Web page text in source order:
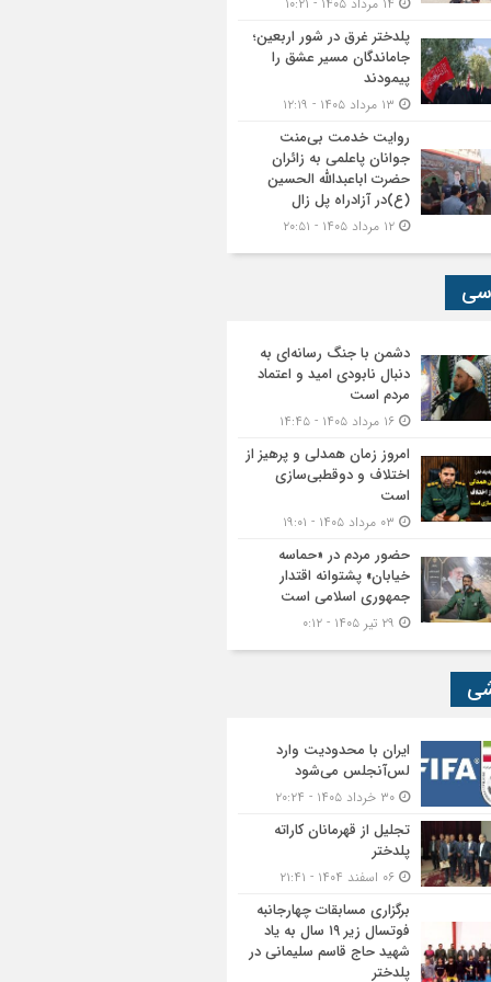
پلدختر غرق در شور اربعین؛
جاماندگان مسیر عشق را
پیمودند
روایت خدمت بی‌منت
جوانان پاعلمی به زائران
حضرت اباعبدالله الحسین
(ع)در آزادراه پل زال
دشمن با جنگ رسانه‌ای به
دنبال نابودی امید و اعتماد
مردم است
امروز زمان همدلی و پرهیز از
اختلاف و دوقطبی‌سازی
است
حضور مردم در «حماسه
خیابان» پشتوانه اقتدار
جمهوری اسلامی است
ایران با محدودیت وارد
لس‌آنجلس می‌شود
تجلیل از قهرمانان کاراته
پلدختر
برگزاری مسابقات چهارجانبه
فوتسال زیر ۱۹ سال به یاد
شهید حاج قاسم سلیمانی در
پلدختر